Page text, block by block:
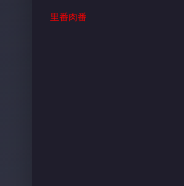
里番肉番